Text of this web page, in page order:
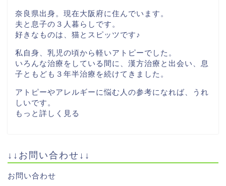
奈良県出身。現在大阪府に住んでいます。
夫と息子の３人暮らしです。
好きなものは、猫とスピッツです♪
私自身、乳児の頃から軽いアトピーでした。
いろんな治療をしている間に、漢方治療と出会い、息
子ともども３年半治療を続けてきました。
アトピーやアレルギーに悩む人の参考になれば、うれ
しいです。
もっと詳しく見る
↓↓お問い合わせ↓↓
お問い合わせ